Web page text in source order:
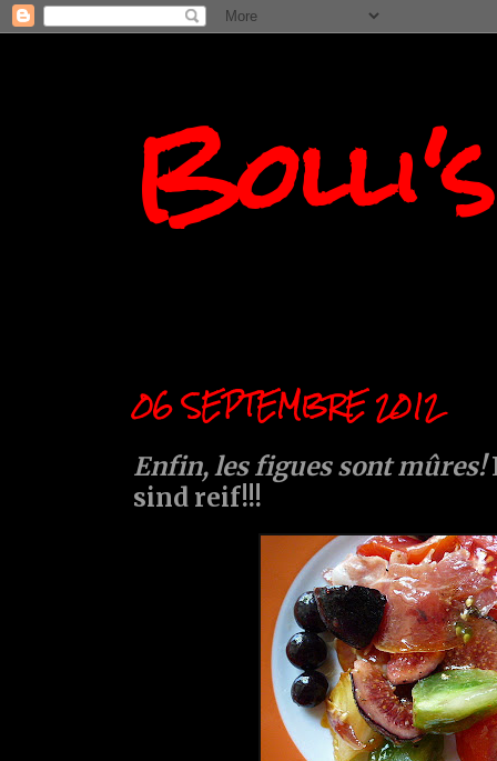
06 SEPTEMBRE 2012
Enfin, les figues sont mûres!
sind reif!!!